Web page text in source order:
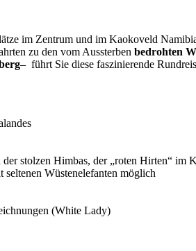
im Zentrum und im Kaokoveld
zu den vom Aussterben bedrohten
– führt Sie diese faszinierende
stolzen Himbas, der „roten Hirten“ im
Wüstenelefanten möglich
(White Lady)